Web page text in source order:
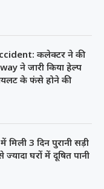
कलेक्टर ने की
ने जारी किया हेल्प
के फंसे होने की
मिली 3 दिन पुरानी सड़ी
घरों में दूषित पानी